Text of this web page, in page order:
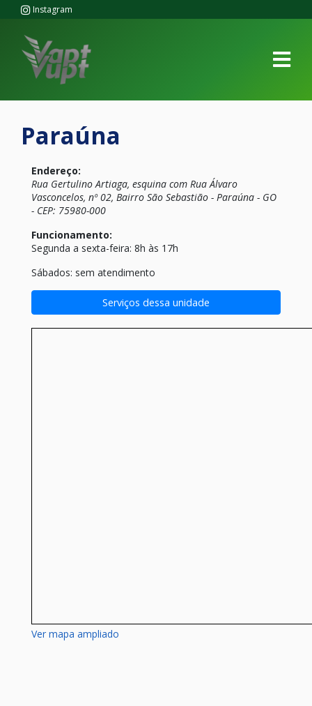
Instagram
Paraúna
Endereço:
Rua Gertulino Artiaga, esquina com Rua Álvaro
Vasconcelos, nº 02, Bairro São Sebastião - Paraúna - GO
- CEP: 75980-000
Funcionamento:
Segunda a sexta-feira: 8h às 17h
Sábados: sem atendimento
Serviços dessa unidade
Ver mapa ampliado